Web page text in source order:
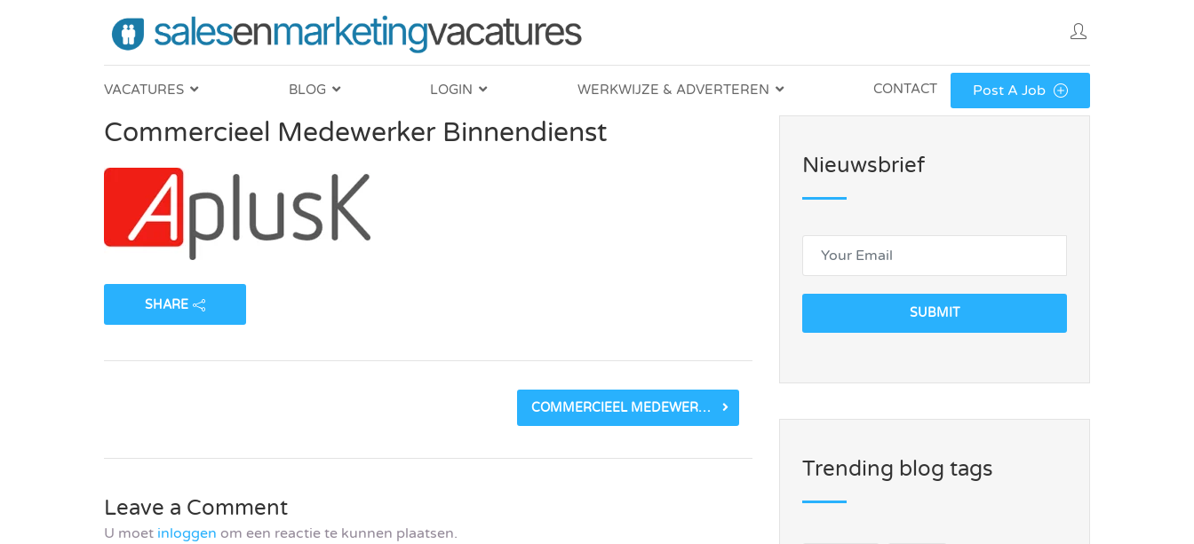
VACATURES BLOG LOGIN WERKWIJZE & ADVERTEREN CONTACT Post A Job
Commercieel Medewerker Binnendienst
SHARE
COMMERCIEEL MEDEWERKER BINNENDIENST
Leave a Comment
U moet inloggen om een reactie te kunnen plaatsen.
Nieuwsbrief
SUBMIT
Trending blog tags